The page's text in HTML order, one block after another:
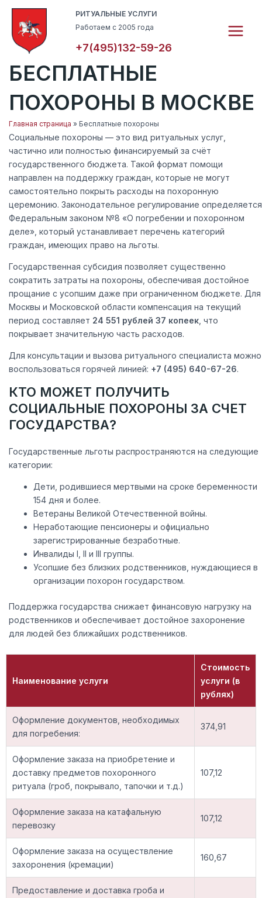
Перейти
содержимому
РИТУАЛЬНЫЕ УСЛУГИ
Работаем с 2005 года
+7(495)132-59-26
Menu
БЕСПЛАТНЫЕ
ПОХОРОНЫ В МОСКВЕ
Главная страница » Бесплатные похороны
Социальные похороны — это вид ритуальных услуг,
частично или полностью финансируемый за счёт
государственного бюджета. Такой формат помощи
направлен на поддержку граждан, которые не могут
самостоятельно покрыть расходы на похоронную
церемонию. Законодательное регулирование определяется
Федеральным законом №8 «О погребении и похоронном
деле», который устанавливает перечень категорий
граждан, имеющих право на льготы.
Государственная субсидия позволяет существенно
сократить затраты на похороны, обеспечивая достойное
прощание с усопшим даже при ограниченном бюджете. Для
Москвы и Московской области компенсация на текущий
период составляет 24 551 рублей 37 копеек , что
покрывает значительную часть расходов.
Для консультации и вызова ритуального специалиста можно
воспользоваться горячей линией: +7 (495) 640-67-26.
КТО МОЖЕТ ПОЛУЧИТЬ
СОЦИАЛЬНЫЕ ПОХОРОНЫ ЗА СЧЕТ
ГОСУДАРСТВА?
Государственные льготы распространяются на следующие
категории:
Дети, родившиеся мертвыми на сроке беременности
154 дня и более.
Ветераны Великой Отечественной войны.
Неработающие пенсионеры и официально
зарегистрированные безработные.
Инвалиды I, II и III группы.
Усопшие без близких родственников, нуждающиеся в
организации похорон государством.
Поддержка государства снижает финансовую нагрузку на
родственников и обеспечивает достойное захоронение
для людей без ближайших родственников.
Наименование услуги
Стоимость
услуги (в
рублях)
Оформление документов, необходимых
для погребения:
374,91
Оформление заказа на приобретение и
доставку предметов похоронного
ритуала (гроб, покрывало, тапочки и т.д.)
107,12
Оформление заказа на катафальную
перевозку
107,12
Оформление заказа на осуществление
захоронения (кремации)
160,67
Предоставление и доставка гроба и